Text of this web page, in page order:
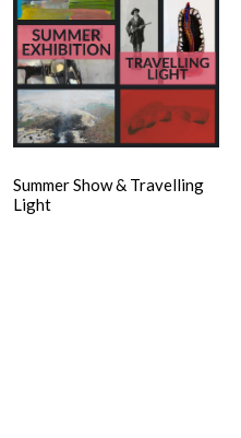
Summer Show & Travelling
Light